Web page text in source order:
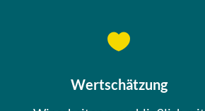

Wertschätzung